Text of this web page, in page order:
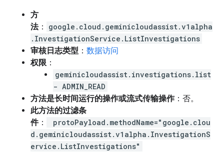
方
法：
google.cloud.geminicloudassist.v1alpha
.InvestigationService.ListInvestigations
审核日志类型 ： 数据访问
权限 ：
geminicloudassist.investigations.list
- ADMIN_READ
方法是长时间运行的操作或流式传输操作：否。
此方法的过滤条
件：
protoPayload.methodName="google.clou
d.geminicloudassist.v1alpha.InvestigationS
ervice.ListInvestigations"